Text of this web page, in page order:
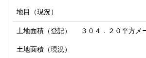
地目（現況）
土地面積（登記） ３０４．２０平方メ
土地面積（現況）